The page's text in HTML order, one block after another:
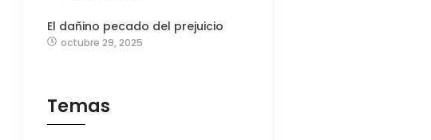
El dañino pecado del prejuicio
octubre 29, 2025
Temas